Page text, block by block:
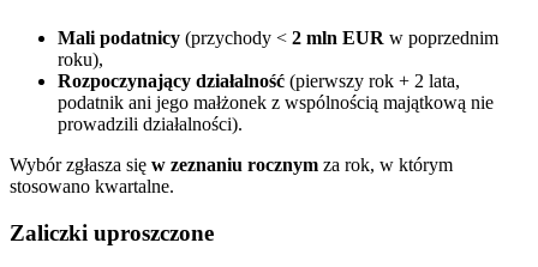
Mali podatnicy (przychody < 2 mln EUR w poprzednim
roku),
Rozpoczynający działalność (pierwszy rok + 2 lata,
podatnik ani jego małżonek z wspólnością majątkową nie
prowadzili działalności).
Wybór zgłasza się w zeznaniu rocznym za rok, w którym
stosowano kwartalne.
Zaliczki uproszczone